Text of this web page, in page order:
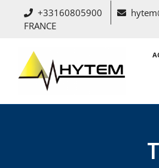
+33160805900
FRANCE